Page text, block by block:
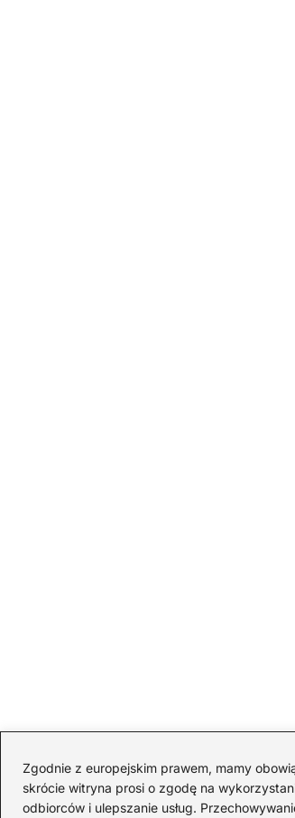
Zgodnie z europejskim prawem, mamy
skrócie witryna prosi o zgodę na
odbiorców i ulepszanie usług.